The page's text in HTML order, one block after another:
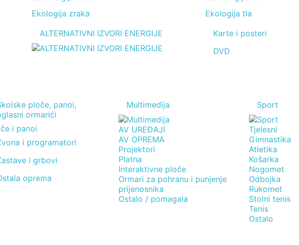
Ekologija zraka Ekologija tla
ALTERNATIVNI IZVORI ENERGIJE
Karte i posteri
DVD
ploče, panoi,
ormarići
i panoi
i programatori
i grbovi
oprema
Multimedija
AV UREĐAJI
AV OPREMA
Projektori
Platna
Interaktivne ploče
Ormari za pohranu i punjenje
prijenosnika
Ostalo / pomagala
Sport
Tjelesni
Gimnastika
Atletika
Košarka
Nogomet
Odbojka
Rukomet
Stolni tenis
Tenis
Ostalo